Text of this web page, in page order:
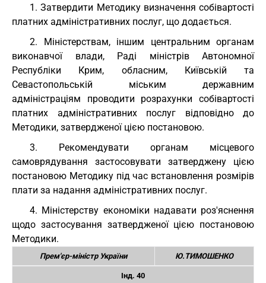
1. Затвердити Методику визначення собівартості
платних адміністративних послуг, що додається.
2. Міністерствам, іншим центральним органам
виконавчої влади, Раді міністрів Автономної
Республіки Крим, обласним, Київській та
Севастопольській міським державним
адміністраціям проводити розрахунки собівартості
платних адміністративних послуг відповідно до
Методики, затвердженої цією постановою.
3. Рекомендувати органам місцевого
самоврядування застосовувати затверджену цією
постановою Методику під час встановлення розмірів
плати за надання адміністративних послуг.
4. Міністерству економіки надавати роз'яснення
щодо застосування затвердженої цією постановою
Методики.
Прем'єр-міністр України Ю.ТИМОШЕНКО
Інд. 40